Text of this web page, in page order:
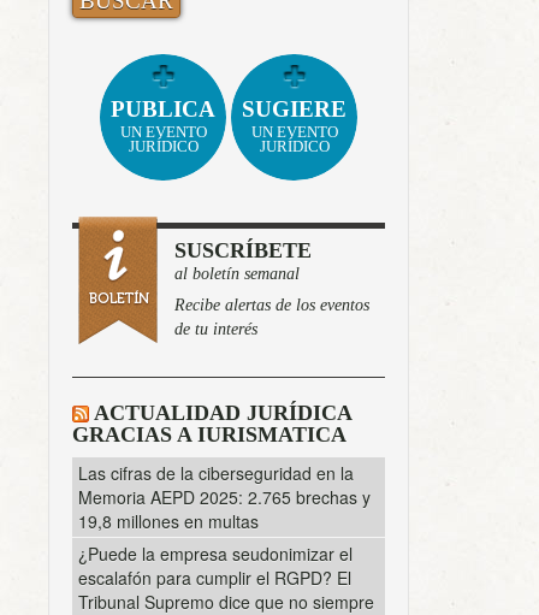
PUBLICA
UN EVENTO
JURÍDICO
SUGIERE
UN EVENTO
JURÍDICO
SUSCRÍBETE
al boletín semanal
Recibe alertas de los eventos
de tu interés
ACTUALIDAD JURÍDICA
GRACIAS A IURISMATICA
Las cifras de la ciberseguridad en la
Memoria AEPD 2025: 2.765 brechas y
19,8 millones en multas
¿Puede la empresa seudonimizar el
escalafón para cumplir el RGPD? El
Tribunal Supremo dice que no siempre